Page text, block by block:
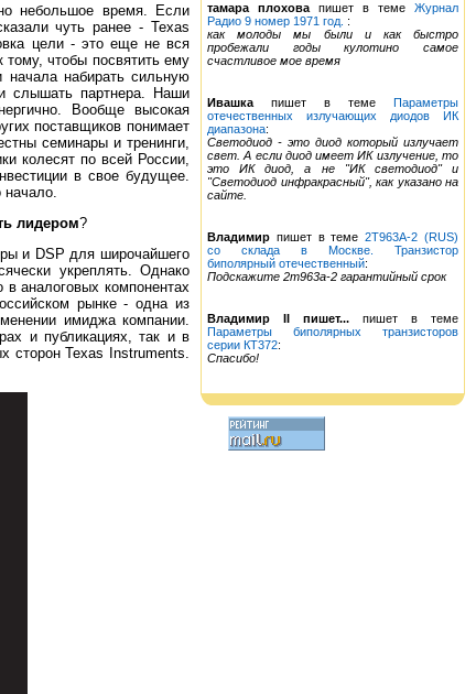
тамара плохова пишет в теме Журнал
Радио 9 номер 1971 год. :
как молоды мы были и как быстро
пробежали годы кулотино самое
счастливое мое время
Ивашка пишет в теме Параметры
отечественных излучающих диодов ИК
диапазона:
Светодиод - это диод который излучает
свет. А если диод имеет ИК излучение, то
это ИК диод, а не "ИК светодиод" и
"Светодиод инфракрасный", как указано на
сайте.
Владимир пишет в теме2Т963А-2 (RUS)
со склада в Москве. Транзистор
биполярный отечественный:
Подскажите 2т963а-2 гарантийный срок
Владимир II пишет... пишет в теме
Параметры биполярных транзисторов
серии КТ372:
Спасибо!
небольшое время. Если
чуть ранее - Texas
цели - это еще не вся
чтобы посвятить ему
набирать сильную
слышать партнера. Наши
Вообще высокая
поставщиков понимает
семинары и тренинги,
колесят по всей России,
в свое будущее.
начало.
лидером?
и DSP для широчайшего
укреплять. Однако
аналоговых компонентах
рынке - одна из
имиджа компании.
и публикациях, так и в
сторон Texas Instruments.